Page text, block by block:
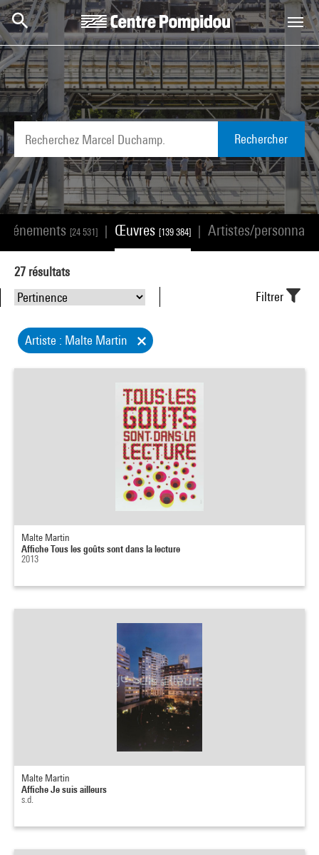
Aller au contenu principal
Centre Pompidou
Rechercher
Événements [24 531] Œuvres [139 384] Artistes/
27 résultats
Filtrer
Artiste : Malte Martin
Malte Martin
Affiche Tous les goûts sont dans la lecture
2013
Malte Martin
Affiche Je suis ailleurs
s.d.